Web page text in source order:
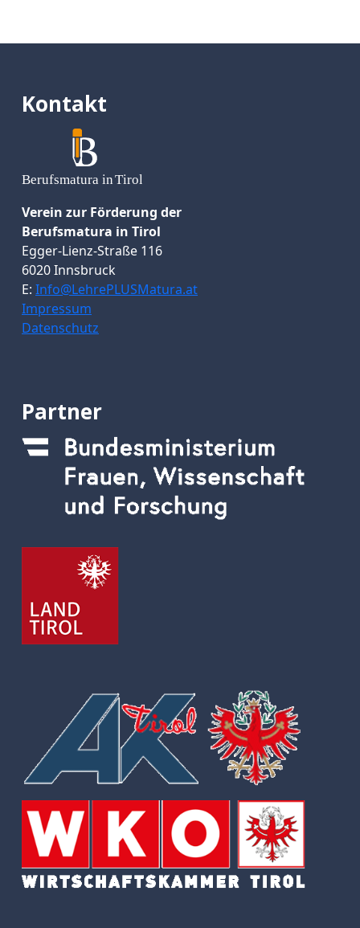
Kontakt
Verein zur Förderung der
Berufsmatura in Tirol
Egger-Lienz-Straße 116
6020 Innsbruck
E: Info@LehrePLUSMatura.at
Impressum
Datenschutz
Partner